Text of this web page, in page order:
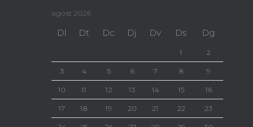
agost 2026
Dl Dt Dc Dj Dv Ds Dg
1 2
3 4 5 6 7 8 9
10 11 12 13 14 15 16
17 18 19 20 21 22 23